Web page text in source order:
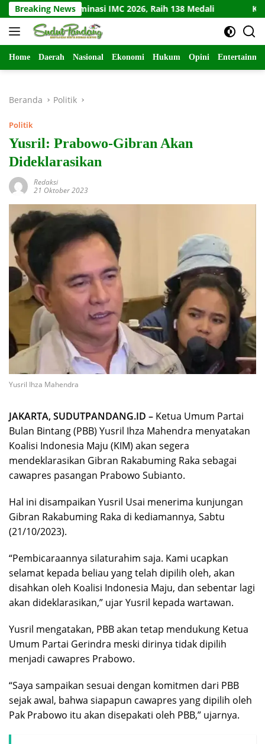
Langsung
ke
konten
Breaking News
Barat Dominasi IMC 2026, Raih 138 Medali Kodim
Home Daerah Nasional Ekonomi Hukum Opini
Beranda Politik
Politik
Yusril: Prabowo-Gibran Akan
Dideklarasikan
Redaksi
21 Oktober 2023
Yusril Ihza Mahendra
JAKARTA, SUDUTPANDANG.ID – Ketua Umum Partai
Bulan Bintang (PBB) Yusril Ihza Mahendra menyatakan
Koalisi Indonesia Maju (KIM) akan segera
mendeklarasikan Gibran Rakabuming Raka sebagai
cawapres pasangan Prabowo Subianto.
Hal ini disampaikan Yusril Usai menerima kunjungan
Gibran Rakabuming Raka di kediamannya, Sabtu
(21/10/2023).
“Pembicaraannya silaturahim saja. Kami ucapkan
selamat kepada beliau yang telah dipilih oleh, akan
disahkan oleh Koalisi Indonesia Maju, dan sebentar lagi
akan dideklarasikan,” ujar Yusril kepada wartawan.
Yusril mengatakan, PBB akan tetap mendukung Ketua
Umum Partai Gerindra meski dirinya tidak dipilih
menjadi cawapres Prabowo.
“Saya sampaikan sesuai dengan komitmen dari PBB
sejak awal, bahwa siapapun cawapres yang dipilih oleh
Pak Prabowo itu akan disepakati oleh PBB,” ujarnya.